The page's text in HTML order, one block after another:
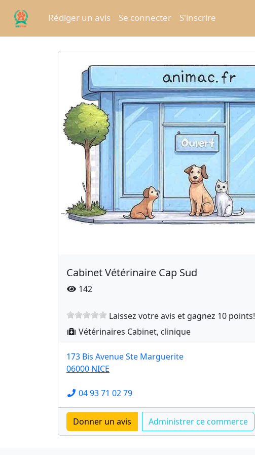
Rédiger un avis Se connecter S'inscrire
Cabinet Vétérinaire Cap Sud
142
Laissez votre avis et gagnez 10 points!
Vétérinaires Cabinet, clinique
173 Bis Avenue Ste Marguerite
06000 NICE
04 93 71 02 79